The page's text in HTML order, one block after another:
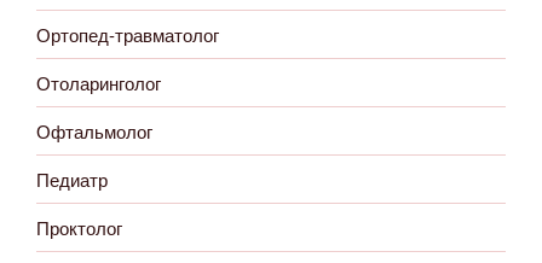
Ортопед-травматолог
Отоларинголог
Офтальмолог
Педиатр
Проктолог